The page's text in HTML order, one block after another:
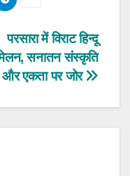
परसारा में विराट हिन्दू
सनातन संस्कृति
और एकता पर जोर